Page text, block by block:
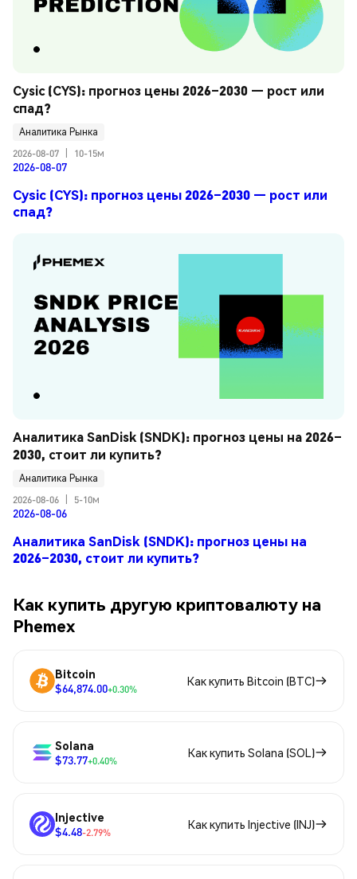
Cysic (CYS): прогноз цены 2026–2030 — рост или
спад?
Аналитика Рынка
2026-08-07
10-15м
2026-08-07
Cysic (CYS): прогноз цены 2026–2030 — рост или
спад?
Аналитика SanDisk (SNDK): прогноз цены на 2026–
2030, стоит ли купить?
Аналитика Рынка
2026-08-06
5-10м
2026-08-06
Аналитика SanDisk (SNDK): прогноз цены на
2026–2030, стоит ли купить?
Как купить другую криптовалюту на
Phemex
Bitcoin
$64,874.00+0.30%
Как купить Bitcoin (BTC)
Solana
$73.77+0.40%
Как купить Solana (SOL)
Injective
$4.48-2.79%
Как купить Injective (INJ)